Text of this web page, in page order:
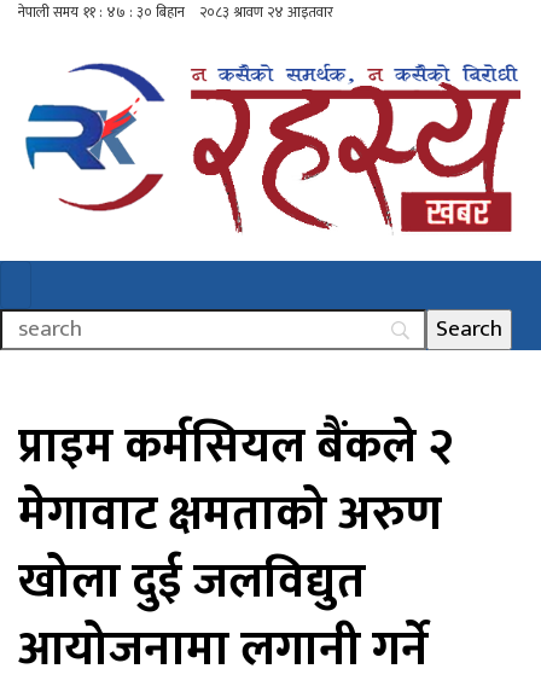
प्राइम कर्मसियल बैंकले २
मेगावाट क्षमताको अरुण
खोला दुई जलविद्युत
आयोजनामा लगानी गर्ने